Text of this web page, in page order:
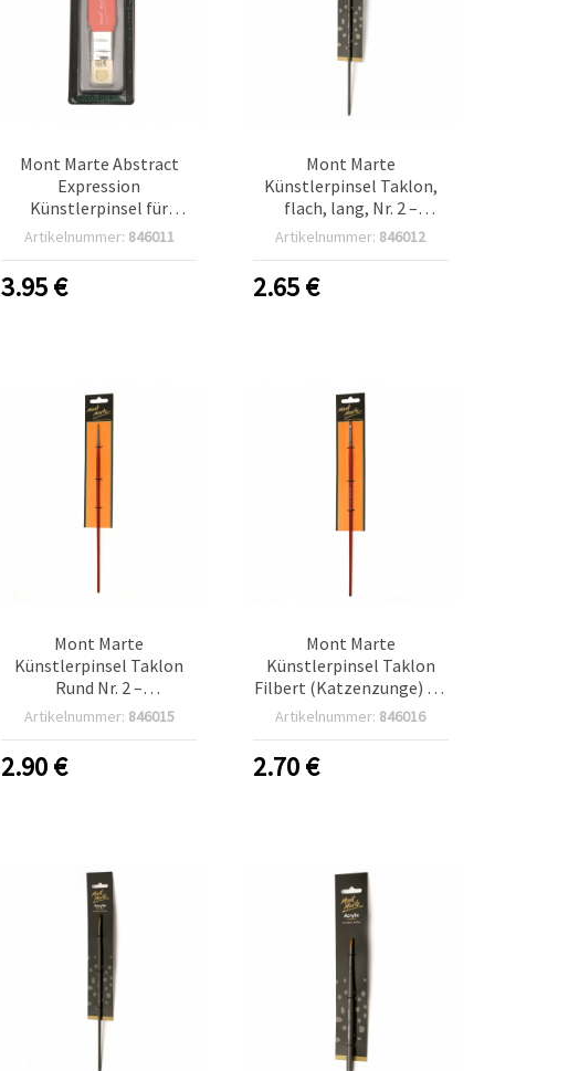
Mont Marte Abstract
Expression
Künstlerpinsel für
abstrakte Effekte - 25
Artikelnummer: 846011
3.95€
Mont Marte
Künstlerpinsel Taklon,
flach, lang, Nr. 2 –
Professioneller
Acrylfarben, synthetische
Taklonfasern
Artikelnummer: 846012
2.65€
Mont Marte
Künstlerpinsel Taklon
Rund Nr. 2 –
Professioneller
synthetischer
Taklonfaser
Artikelnummer: 846015
2.90€
Mont Marte
Künstlerpinsel Taklon
Filbert (Katzenzunge) Nr.
2 – Professioneller
synthetischer
Taklonfaser für Acryl,
Artikelnummer: 846016
2.70€